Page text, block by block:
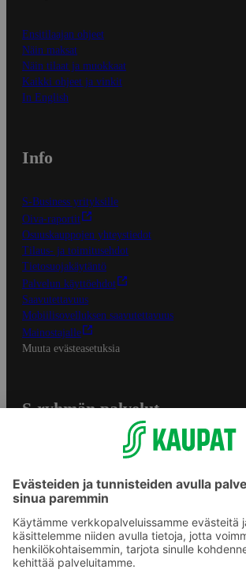
Ensitilaajan ohjeet
Näin maksat
Näin tilaat ja muokkaat
Kaikki ohjeet ja vinkit
In English
Info
S-Business yrityksille
Oiva-raportit
Osuuskauppojen yhteystiedot
Tilaus- ja toimitusehdot
Tietosuojakäytäntö
Palvelun käyttöehdot
Saavutettavuus
Mobiilisovelluksen saavutettavuus
Mainostajalle
Muuta evästeasetuksia
S-ryhmän palvelut
Yhteishyvä Ruoka -sovellus
S-ostoslista -sovellus
Prisma.fi
Sokos.fi
S-Pankki